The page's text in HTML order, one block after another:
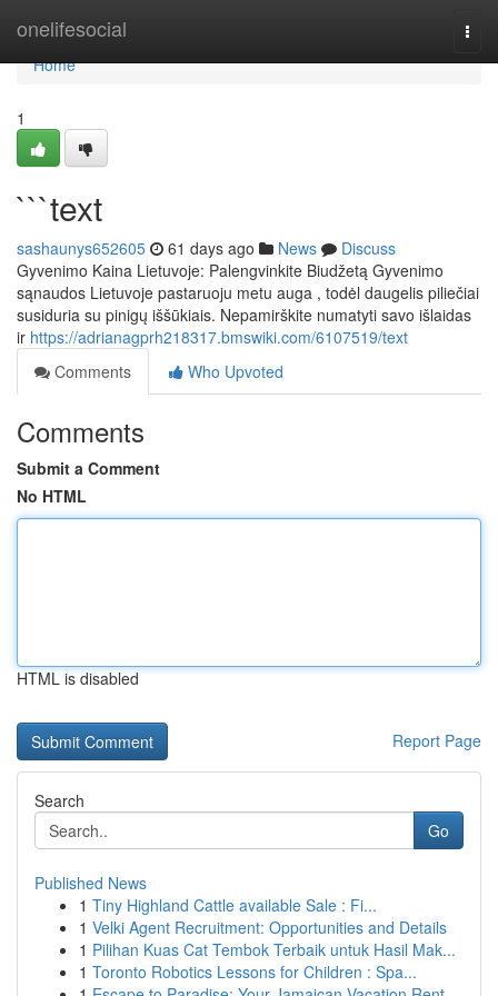
onelifesocial
Home
Home
1
```text
sashaunys652605 61 days ago News
Discuss
Gyvenimo Kaina Lietuvoje: Palengvinkite Biudžetą Gyvenimo
sąnaudos Lietuvoje pastaruoju metu auga , todėl daugelis piliečiai
susiduria su pinigų iššūkiais. Nepamirškite numatyti savo išlaidas
ir https://adrianagprh218317.bmswiki.com/6107519/text
Comments
Who Upvoted
Comments
Submit a Comment
No HTML
HTML is disabled
Report Page
Search
Go
Published News
1 Tiny Highland Cattle available Sale : Fi...
1 Velki Agent Recruitment: Opportunities and Details
1 Pilihan Kuas Cat Tembok Terbaik untuk Hasil Mak...
1 Toronto Robotics Lessons for Children : Spa...